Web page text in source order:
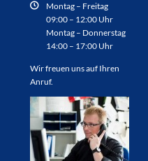
Montag – Freitag
09:00 – 12:00 Uhr
Montag – Donnerstag
14:00 – 17:00 Uhr
Wir freuen uns auf Ihren
Anruf.